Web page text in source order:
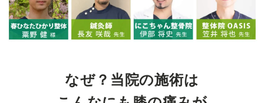
なぜ？当院の施術は